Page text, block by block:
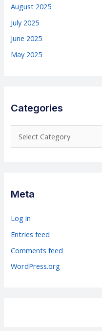
August 2025
July 2025
June 2025
May 2025
Categories
a
g
r
i
Meta
Log in
Entries feed
Comments feed
WordPress.org